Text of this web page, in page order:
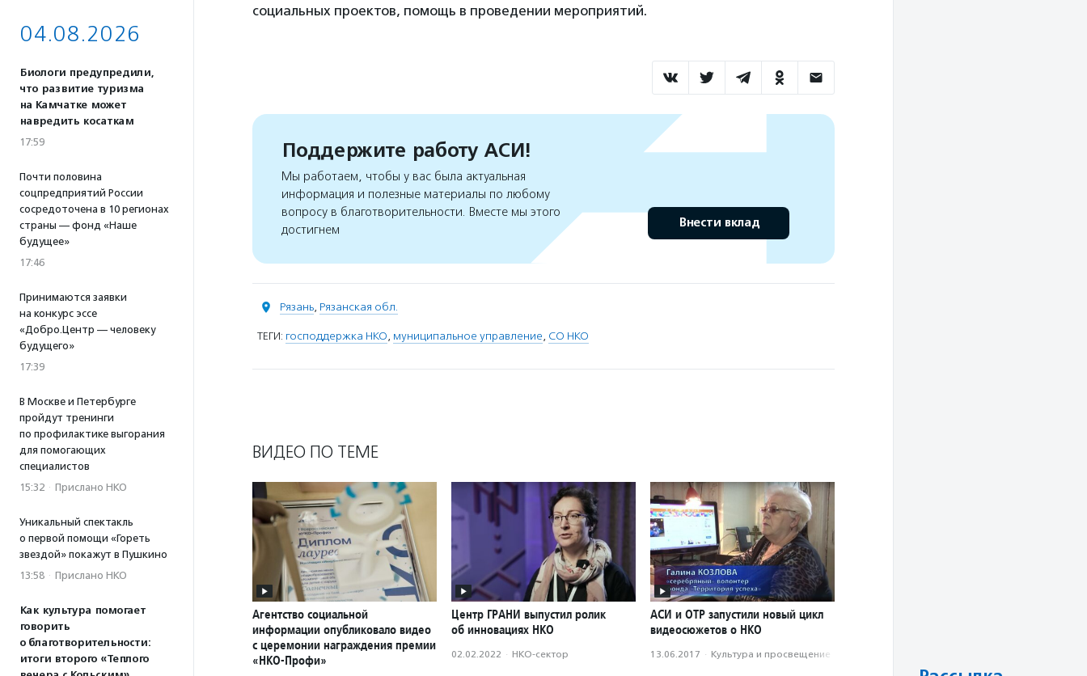
04.08.2026
Биологи предупредили,
что развитие туризма
на Камчатке может
навредить косаткам
17:59
Почти половина
соцпредприятий России
сосредоточена в 10 регионах
страны — фонд «Наше
будущее»
17:46
Принимаются заявки
на конкурс эссе
«Добро.Центр — человеку
будущего»
17:39
В Москве и Петербурге
пройдут тренинги
по профилактике выгорания
для помогающих
специалистов
15:32 · Прислано НКО
Уникальный спектакль
о первой помощи «Гореть
звездой» покажут в Пушкино
13:58 · Прислано НКО
Как культура помогает
говорить
о благотворительности:
итоги второго «Теплого
социальных проектов, помощь в проведении мероприятий.
Поддержите работу АСИ!
Мы работаем, чтобы у вас была актуальная
информация и полезные материалы по любому
вопросу в благотворительности. Вместе мы этого
достигнем
Внести вклад
Рязань, Рязанская обл.
ТЕГИ: господдержка НКО, муниципальное управление, СО НКО
ВИДЕО ПО ТЕМЕ
Агентство социальной
информации опубликовало видео
с церемонии награждения премии
«НКО-Профи»
Центр ГРАНИ выпустил ролик
об инновациях НКО
02.02.2022 · НКО-сектор
АСИ и ОТР запустили новый цикл
видеосюжетов о НКО
13.06.2017 · Культура и просвещение